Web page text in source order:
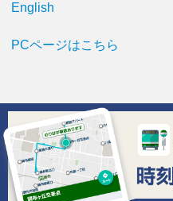
English
PCページはこちら